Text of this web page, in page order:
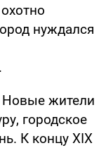
нуждался
Новые жители
городское
К концу XIX